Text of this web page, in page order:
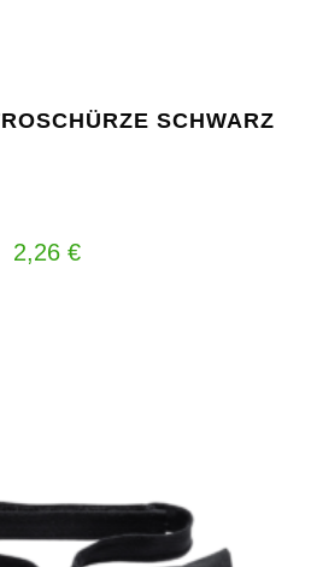
SCHWARZ
2,26 €